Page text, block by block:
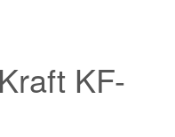
KF-